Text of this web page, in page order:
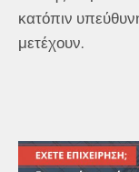
κατόπιν
μετέχουν.